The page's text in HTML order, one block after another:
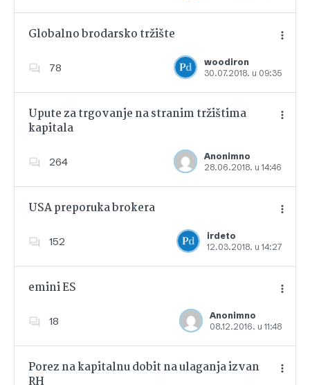
Globalno brodarsko tržište
78
woodiron
30.07.2018. u 09:35
Dodajte u favorite
Upute za trgovanje na stranim tržištima
kapitala
264
Anonimno
28.06.2018. u 14:46
Dodajte u favorite
USA preporuka brokera
152
irdeto
12.03.2018. u 14:27
Dodajte u favorite
emini ES
18
Anonimno
08.12.2016. u 11:48
Dodajte u favorite
Porez na kapitalnu dobit na ulaganja izvan